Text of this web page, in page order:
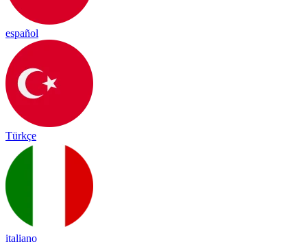
español
Türkçe
italiano